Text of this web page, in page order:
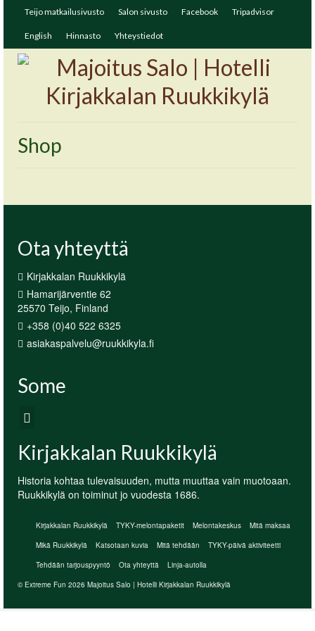
Teijo matkailusivusto Salon sivusto Facebook Tripadvisor
English Hinnasto Yhteystiedot
Shop
Ota yhteyttä
Kirjakkalan Ruukkikylä
Hamarijärventie 62
25570 Teijo, Finland
+358 (0)40 522 6325
asiakaspalvelu@ruukkikyla.fi
Some
Kirjakkalan Ruukkikylä
Historia kohtaa tulevaisuuden, mutta muuttaa vain muotoaan.
Ruukkikylä on toiminut jo vuodesta 1686.
Kirjakkalan Ruukkikylä TYKY-melontapaketit Melontakeskus
Mitä maksaa
Mikä Ruukkikylä
Katsotaan kuvia Mitä tehdään
TYKY-päivä aktiviteetti
Tehdään tarjouspyyntö
Ota yhteyttä
Linja-autolla
© Extreme Fun 2026 Majoitus Salo | Hotelli Kirjakkalan Ruukkikylä